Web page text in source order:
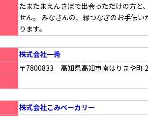
たまたまえんさぽで出会っただけの方と
せん。 みなさんの、縁つなぎのお手伝
ります。
株式会社一秀
〒7800833 高知県高知市南はりまや町
株式会社こみベーカリー